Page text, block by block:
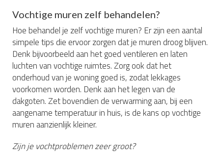
Vochtige muren zelf behandelen?
Hoe behandel je zelf vochtige muren? Er zijn een aantal
simpele tips die ervoor zorgen dat je muren droog blijven.
Denk bijvoorbeeld aan het goed ventileren en laten
luchten van vochtige ruimtes. Zorg ook dat het
onderhoud van je woning goed is, zodat lekkages
voorkomen worden. Denk aan het legen van de
dakgoten. Zet bovendien de verwarming aan, bij een
aangename temperatuur in huis, is de kans op vochtige
muren aanzienlijk kleiner.
Zijn je vochtproblemen zeer groot?